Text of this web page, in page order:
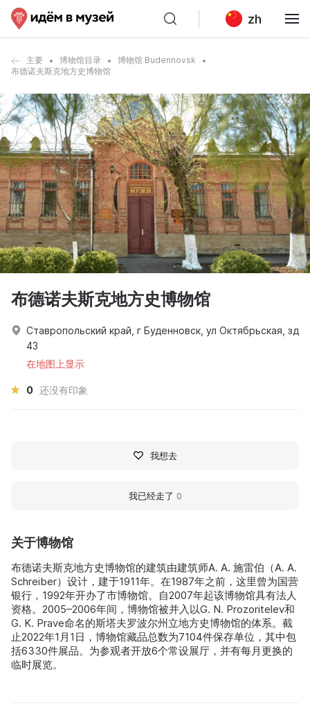
zh
主要 博物馆目录
博物馆 Budennovsk
布德诺夫斯克地方史博物馆
关于博物馆
布德诺夫斯克地方史博物馆的建筑由建筑师A. A. 施雷伯（A. A.
Schreiber）设计，建于1911年。在1987年之前，这里曾为国营
银行，1992年开办了市博物馆。自2007年起该博物馆具有法人
资格。2005–2006年间，博物馆被并入以G. N. Prozoritelev和
G. K. Prave命名的斯塔夫罗波尔州立地方史博物馆的体系。截
止2022年1月1日，博物馆藏品总数为7104件保存单位，其中包
括6330件展品。为参观者开放6个常设展厅，并有每月更换的
临时展览。
布德诺夫斯克地方史博物馆
Ставропольский край, г Буденновск, ул Октябрьская, зд
43
在地图上显示
0 还没有印象
我想去
我已经走了 0